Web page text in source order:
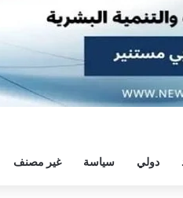
دولي سياسة غير مصنف